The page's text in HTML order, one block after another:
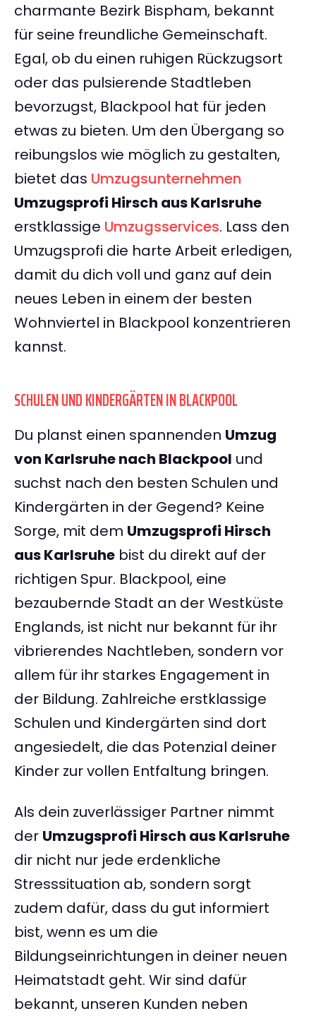
charmante Bezirk Bispham, bekannt
für seine freundliche Gemeinschaft.
Egal, ob du einen ruhigen Rückzugsort
oder das pulsierende Stadtleben
bevorzugst, Blackpool hat für jeden
etwas zu bieten. Um den Übergang so
reibungslos wie möglich zu gestalten,
bietet das Umzugsunternehmen
Umzugsprofi Hirsch aus Karlsruhe
erstklassige Umzugsservices. Lass den
Umzugsprofi die harte Arbeit erledigen,
damit du dich voll und ganz auf dein
neues Leben in einem der besten
Wohnviertel in Blackpool konzentrieren
kannst.
SCHULEN UND KINDERGÄRTEN IN BLACKPOOL
Du planst einen spannenden Umzug
von Karlsruhe nach Blackpool und
suchst nach den besten Schulen und
Kindergärten in der Gegend? Keine
Sorge, mit dem Umzugsprofi Hirsch
aus Karlsruhe bist du direkt auf der
richtigen Spur. Blackpool, eine
bezaubernde Stadt an der Westküste
Englands, ist nicht nur bekannt für ihr
vibrierendes Nachtleben, sondern vor
allem für ihr starkes Engagement in
der Bildung. Zahlreiche erstklassige
Schulen und Kindergärten sind dort
angesiedelt, die das Potenzial deiner
Kinder zur vollen Entfaltung bringen.
Als dein zuverlässiger Partner nimmt
der Umzugsprofi Hirsch aus Karlsruhe
dir nicht nur jede erdenkliche
Stresssituation ab, sondern sorgt
zudem dafür, dass du gut informiert
bist, wenn es um die
Bildungseinrichtungen in deiner neuen
Heimatstadt geht. Wir sind dafür
bekannt, unseren Kunden neben